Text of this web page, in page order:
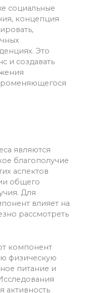
социальные
концепция
Это
и создавать
являются
благополучие
аспектов
общего
Для
влияет на
рассмотреть
компонент
физическую
питание и
активность